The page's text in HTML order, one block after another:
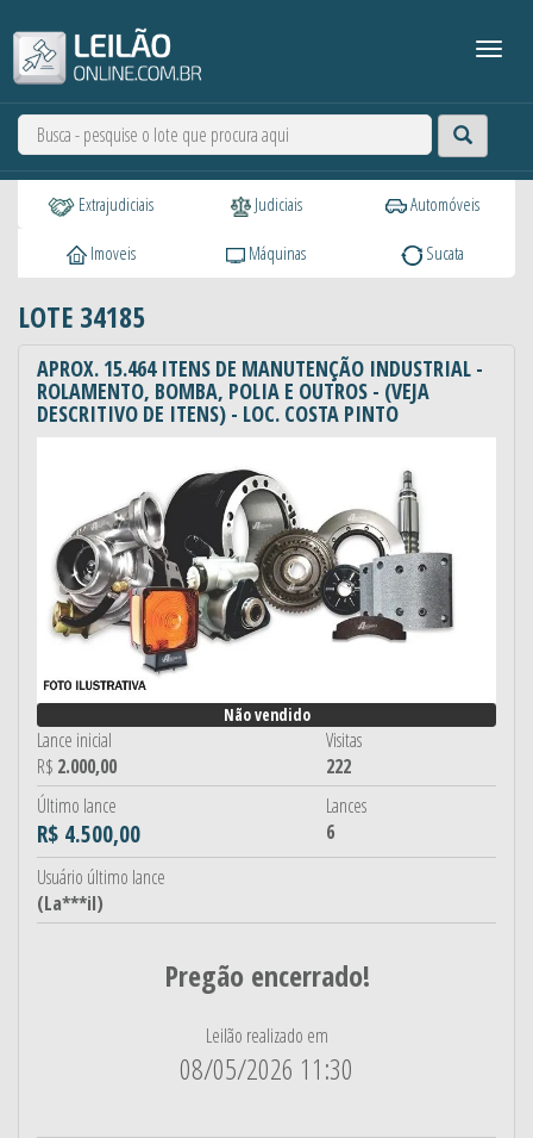
Extrajudiciais Judiciais Automóveis
Imoveis Máquinas Sucata
LOTE 34185
APROX. 15.464 ITENS DE MANUTENÇÃO INDUSTRIAL -
ROLAMENTO, BOMBA, POLIA E OUTROS - (VEJA
DESCRITIVO DE ITENS) - LOC. COSTA PINTO
Não vendido
Lance inicial
R$ 2.000,00
Visitas
222
Último lance
R$ 4.500,00
Lances
6
Usuário último lance
(La***il)
Pregão encerrado!
Leilão realizado em
08/05/2026 11:30